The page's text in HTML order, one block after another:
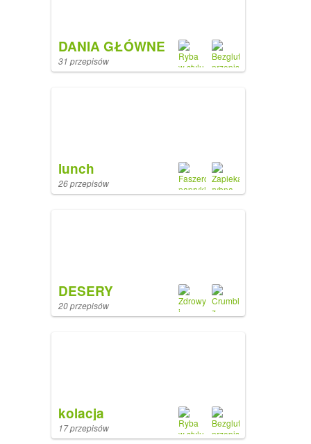
DANIA GŁÓWNE
31 przepisów
lunch
26 przepisów
DESERY
20 przepisów
kolacja
17 przepisów